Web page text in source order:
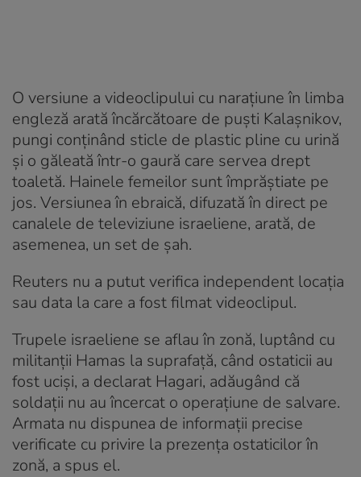
O versiune a videoclipului cu naraţiune în limba
engleză arată încărcătoare de puşti Kalaşnikov,
pungi conţinând sticle de plastic pline cu urină
şi o găleată într-o gaură care servea drept
toaletă. Hainele femeilor sunt împrăştiate pe
jos. Versiunea în ebraică, difuzată în direct pe
canalele de televiziune israeliene, arată, de
asemenea, un set de şah.
Reuters nu a putut verifica independent locaţia
sau data la care a fost filmat videoclipul.
Trupele israeliene se aflau în zonă, luptând cu
militanţii Hamas la suprafaţă, când ostaticii au
fost ucişi, a declarat Hagari, adăugând că
soldaţii nu au încercat o operaţiune de salvare.
Armata nu dispunea de informaţii precise
verificate cu privire la prezenţa ostaticilor în
zonă, a spus el.